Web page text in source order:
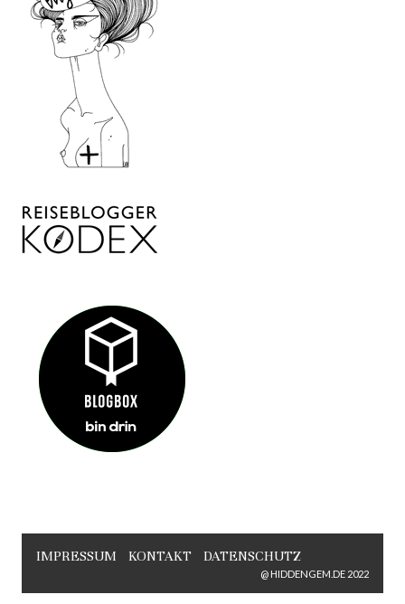
IMPRESSUM KONTAKT DATENSCHUTZ
@ HIDDENGEM.DE 2022